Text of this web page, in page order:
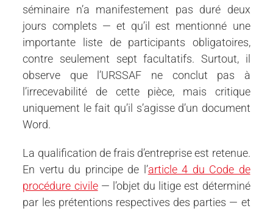
séminaire n’a manifestement pas duré deux
jours complets — et qu’il est mentionné une
importante liste de participants obligatoires,
contre seulement sept facultatifs. Surtout, il
observe que l’URSSAF ne conclut pas à
l’irrecevabilité de cette pièce, mais critique
uniquement le fait qu’il s’agisse d’un document
Word.
La qualification de frais d’entreprise est retenue.
En vertu du principe de l’article 4 du Code de
procédure civile— l’objet du litige est déterminé
par les prétentions respectives des parties — et